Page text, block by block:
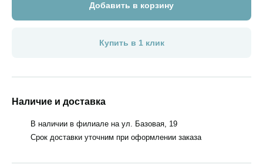
Добавить в корзину
Купить в 1 клик
Наличие и доставка
В наличии в филиале на ул. Базовая, 19
Срок доставки уточним при оформлении заказа